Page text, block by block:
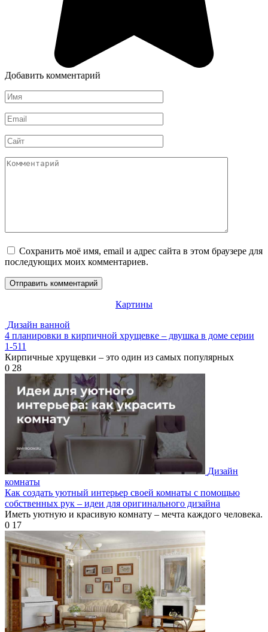
Добавить комментарий
Имя
*
Email
*
Сайт
Комментарий
Сохранить моё имя, email и адрес сайта в этом браузере для
последующих моих комментариев.
Картины
Дизайн ванной
4 планировки в кирпичной хрущевке – двушка в доме серии
1-511
Кирпичные хрущевки – это один из самых популярных
0 28
Дизайн
комнаты
Как создать уютный интерьер своей комнаты с помощью
собственных рук – идеи для оригинального дизайна
Иметь уютную и красивую комнату – мечта каждого человека.
0 17